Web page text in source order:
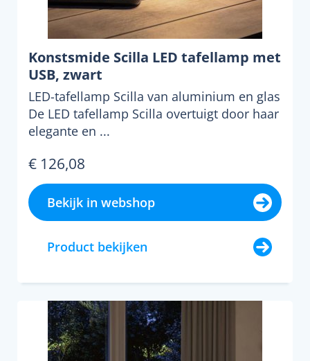
Konstsmide Scilla LED tafellamp met
USB, zwart
LED-tafellamp Scilla van aluminium en glas
De LED tafellamp Scilla overtuigt door haar
elegante en ...
€ 126,08
Bekijk in webshop
Product bekijken